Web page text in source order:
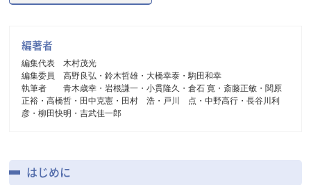
編著者
編集代表 木村茂光
編集委員 高野良弘・鈴木哲雄・大橋幸泰・駒田和幸
執筆者 青木歳幸・岩根謙一・小貫隆久・倉石 寛・斎藤正敏・関原
正裕・高橋哲・田中克憲・田村 浩・戸川 点・中野高行・長谷川利
彦・柳田快明・吉武佳一郎
はじめに